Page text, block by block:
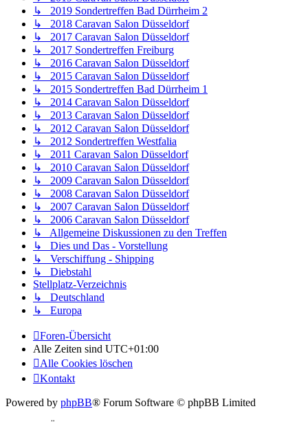
↳ 2019 Sondertreffen Bad Dürrheim 2
↳ 2018 Caravan Salon Düsseldorf
↳ 2017 Caravan Salon Düsseldorf
↳ 2017 Sondertreffen Freiburg
↳ 2016 Caravan Salon Düsseldorf
↳ 2015 Caravan Salon Düsseldorf
↳ 2015 Sondertreffen Bad Dürrheim 1
↳ 2014 Caravan Salon Düsseldorf
↳ 2013 Caravan Salon Düsseldorf
↳ 2012 Caravan Salon Düsseldorf
↳ 2012 Sondertreffen Westfalia
↳ 2011 Caravan Salon Düsseldorf
↳ 2010 Caravan Salon Düsseldorf
↳ 2009 Caravan Salon Düsseldorf
↳ 2008 Caravan Salon Düsseldorf
↳ 2007 Caravan Salon Düsseldorf
↳ 2006 Caravan Salon Düsseldorf
↳ Allgemeine Diskussionen zu den Treffen
↳ Dies und Das - Vorstellung
↳ Verschiffung - Shipping
↳ Diebstahl
Stellplatz-Verzeichnis
↳ Deutschland
↳ Europa
Foren-Übersicht
Alle Zeiten sind UTC+01:00
Alle Cookies löschen
Kontakt
Powered by phpBB® Forum Software © phpBB Limited